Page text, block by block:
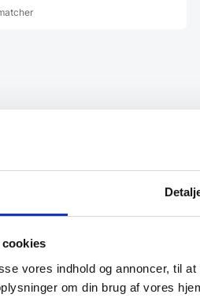
vores indhold og annoncer, til
om din brug af vores
hvor de normalt
direkte, uden
– som
og service er noget
sædvanlige.”